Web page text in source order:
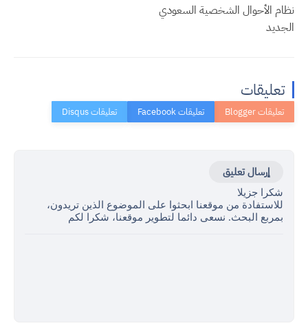
نظام الأحوال الشخصية السعودي
الجديد
تعليقات
إرسال تعليق
شكرا جزيلا
للاستفادة من موقعنا ابحثوا على الموضوع الذين تريدون،
بمربع البحث. نسعى دائما لتطوير موقعنا، شكرا لكم